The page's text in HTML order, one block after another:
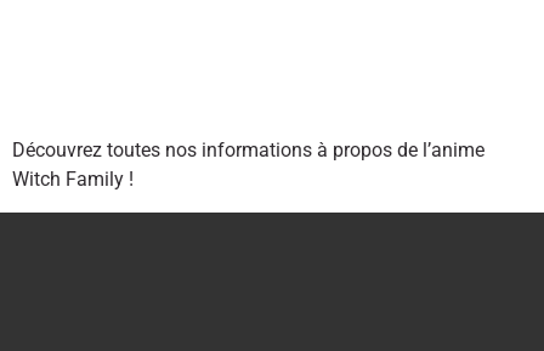
Découvrez toutes nos informations à propos de l’anime
Witch Family !